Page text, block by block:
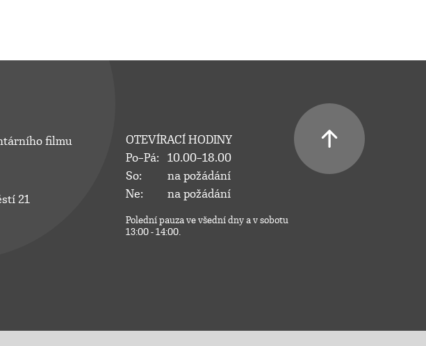
filmu
21
OTEVÍRACÍ HODINY
Po–Pá:
10.00–18.00
So:
na požádání
Ne:
na požádání
Polední pauza ve všední dny a v sobotu
13:00 - 14:00.